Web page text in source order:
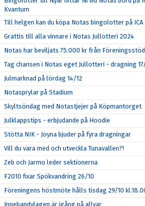
Kvantum
Till helgen kan du köpa Notas bingolotter på ICA
Grattis till alla vinnare i Notas Jullotteri 2024
Notas har beviljats 75.000 kr från
Tag chansen i Notas eget Jullotteri - dragning
Julmarknad på lördag 14/12
Notasprylar på Stadium
Skyltsöndag med Notastjejer på Köpmantorget
Julklappstips - erbjudande på Hoodie
Stötta NIK - Joyna bjuder på fyra dragningar
Vill du vara med och utveckla Tunavallen?!
Zeb och Jarmo leder sektionerna
F2010 fixar Spökvandring 26/10
Föreningens höstmöte hålls tisdag 29/10
Innebandylagen är igång på allvar